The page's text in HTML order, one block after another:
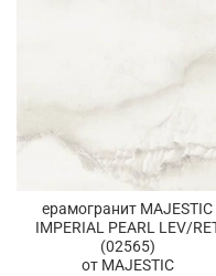
ерамогранит MAJESTIC
IMPERIAL PEARL LEV/
(02565)
от MAJESTIC